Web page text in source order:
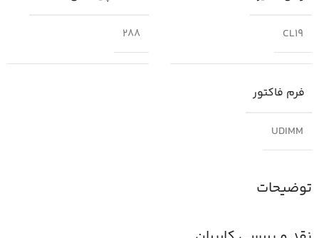
CL19
288
فرم فاکتور
UDIMM
توضیحات